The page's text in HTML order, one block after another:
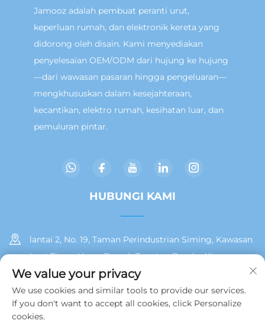
Jamooz adalah pembuat peranti urut,
keperluan rumah, dan elektronik kereta yang
didorong oleh disain. Kami menyediakan
penyelesaian OEM/ODM dari hujung ke hujung
—dari wawasan pasaran hingga pengeluaran—
mengkhususkan dalam kesejahteraan,
kecantikan, elektro rumah, kesihatan luar, dan
pemuluran pintar.
HUBUNGI KAMI
lantai 2, No. 19, Taman Perindustrian Siming, Kawasan
Laut Timur Huan, Daerah Tong'an, Bandar Xiamen
+86 13215929911
[email protected]
We value your privacy
We use cookies and similar tools to provide our services.
If you don't want to accept all cookies, click Personalize
cookies.